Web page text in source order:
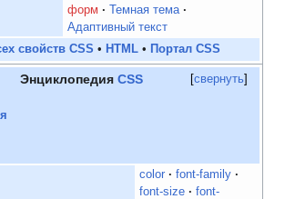
форм
Темная тема
Адаптивный текст
свойств CSS • HTML • Портал CSS
свернуть
Энциклопедия CSS
color
font-family
font-size
font-